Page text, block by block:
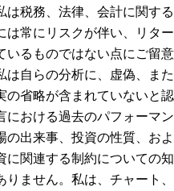
は税務、法律、会計に関する
は常にリスクが伴い、リター
いるものではない点にご留意
は自らの分析に、虚偽、また
の省略が含まれていないと認
における過去のパフォーマン
出来事、投資の性質、およ
に関連する制約についての知
ません。私は、チャート、